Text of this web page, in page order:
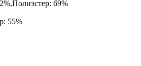
69%
55%